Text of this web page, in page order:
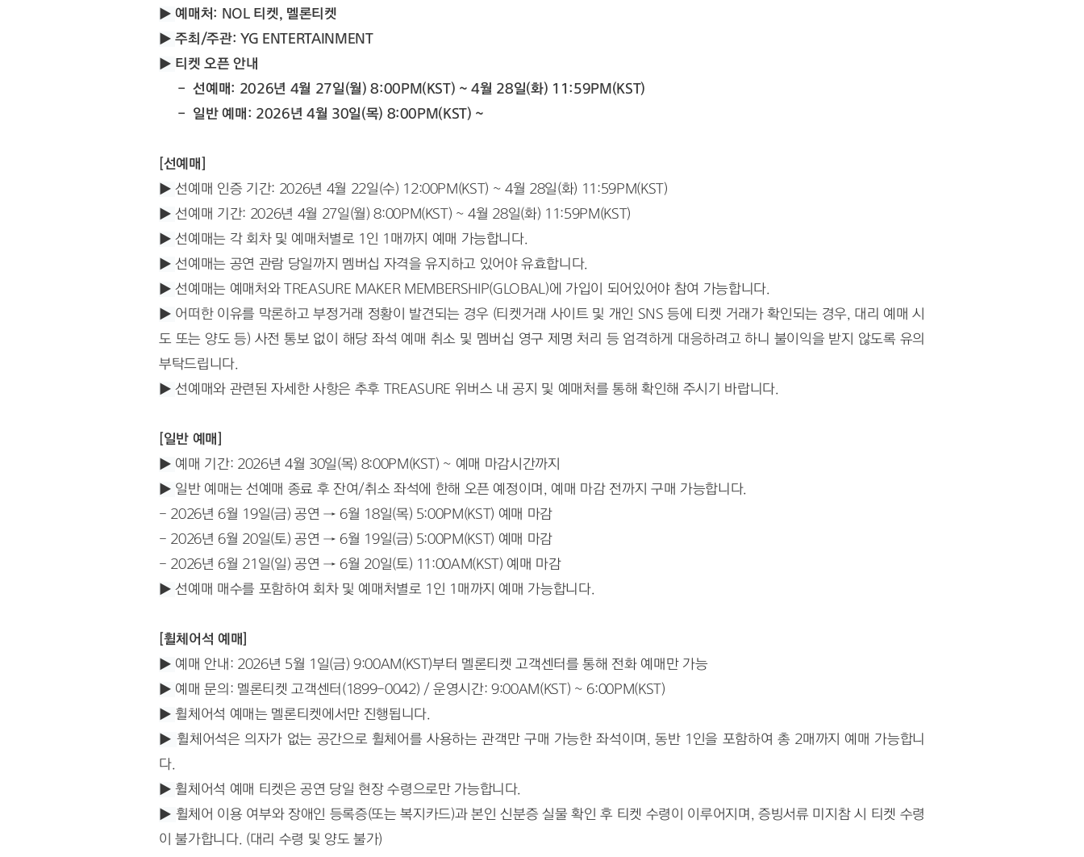
▶ 예매처: NOL 티켓, 멜론티켓
▶ 주최/주관: YG ENTERTAINMENT
▶ 티켓 오픈 안내
-  선예매: 2026년 4월 27일(월) 8:00PM(KST) ~ 4월 28일(화) 11:59PM(KST)
     -  일반 예매: 2026년 4월 30일(목) 8:00PM(KST) ~
[선예매]
▶ 선예매 인증 기간: 2026년 4월 22일(수) 12:00PM(KST) ~ 4월 28일(화) 11:59PM(KST)
▶ 선예매 기간: 2026년 4월 27일(월) 8:00PM(KST) ~ 4월 28일(화) 11:59PM(KST)
▶ 선예매는 각 회차 및 예매처별로 1인 1매까지 예매 가능합니다.
▶ 선예매는 공연 관람 당일까지 멤버십 자격을 유지하고 있어야 유효합니다.
▶ 선예매는 예매처와 TREASURE MAKER MEMBERSHIP(GLOBAL)에 가입이 되어있어야 참여 가능합니다.
▶ 어떠한 이유를 막론하고 부정거래 정황이 발견되는 경우 (티켓거래 사이트 및 개인 SNS 등에 티켓 거래가 확인되는 경우, 대리 예매 시
도 또는 양도 등) 사전 통보 없이 해당 좌석 예매 취소 및 멤버십 영구 제명 처리 등 엄격하게 대응하려고 하니 불이익을 받지 않도록 유의
부탁드립니다.
▶ 선예매와 관련된 자세한 사항은 추후 TREASURE 위버스 내 공지 및 예매처를 통해 확인해 주시기 바랍니다.
[일반 예매]
▶ 예매 기간: 2026년 4월 30일(목) 8:00PM(KST) ~ 예매 마감시간까지
▶ 일반 예매는 선예매 종료 후 잔여/취소 좌석에 한해 오픈 예정이며, 예매 마감 전까지 구매 가능합니다.
- 2026년 6월 19일(금) 공연 → 6월 18일(목) 5:00PM(KST) 예매 마감
- 2026년 6월 20일(토) 공연 → 6월 19일(금) 5:00PM(KST) 예매 마감
- 2026년 6월 21일(일) 공연 → 6월 20일(토) 11:00AM(KST) 예매 마감
▶ 선예매 매수를 포함하여 회차 및 예매처별로 1인 1매까지 예매 가능합니다.
[휠체어석 예매]
▶ 예매 안내: 2026년 5월 1일(금) 9:00AM(KST)부터 멜론티켓 고객센터를 통해 전화 예매만 가능
▶ 예매 문의: 멜론티켓 고객센터(1899-0042) / 운영시간: 9:00AM(KST) ~ 6:00PM(KST)
▶ 휠체어석 예매는 멜론티켓에서만 진행됩니다.
▶ 휠체어석은 의자가 없는 공간으로 휠체어를 사용하는 관객만 구매 가능한 좌석이며, 동반 1인을 포함하여 총 2매까지 예매 가능합니
다.
▶ 휠체어석 예매 티켓은 공연 당일 현장 수령으로만 가능합니다.
▶ 휠체어 이용 여부와 장애인 등록증(또는 복지카드)과 본인 신분증 실물 확인 후 티켓 수령이 이루어지며, 증빙서류 미지참 시 티켓 수령
이 불가합니다. (대리 수령 및 양도 불가)